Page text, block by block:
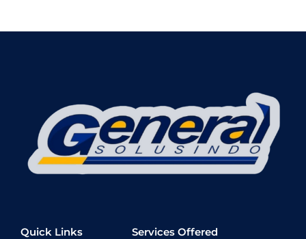
Quick Links
Services Offered